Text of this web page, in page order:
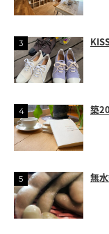
築
無